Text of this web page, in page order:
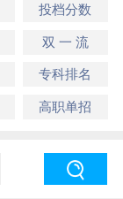
投档分数
双 一 流
专科排名
高职单招